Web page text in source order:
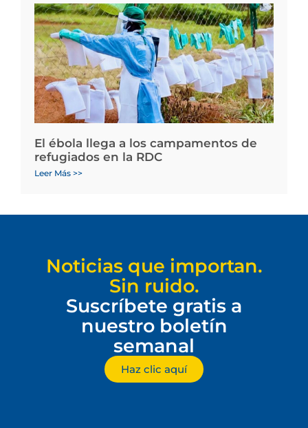
El ébola llega a los campamentos de
refugiados en la RDC
Leer Más >>
Noticias que importan.
Sin ruido.
Suscríbete gratis a
nuestro boletín
semanal
Haz clic aquí